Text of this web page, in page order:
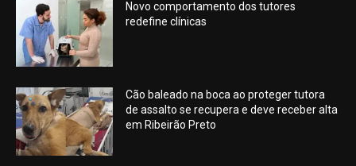
Novo comportamento dos tutores
redefine clínicas
Cão baleado na boca ao proteger tutora
de assalto se recupera e deve receber alta
em Ribeirão Preto